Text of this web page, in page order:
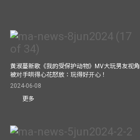
黄淑蔓新歌《我的受保护动物》MV大玩男友视角
被对手哄得心花怒放：玩得好开心！
2024-06-08
更多